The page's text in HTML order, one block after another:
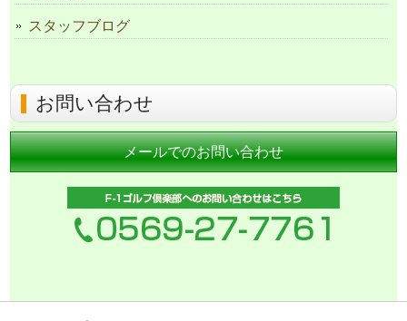
スタッフブログ
お問い合わせ
メールでのお問い合わせ